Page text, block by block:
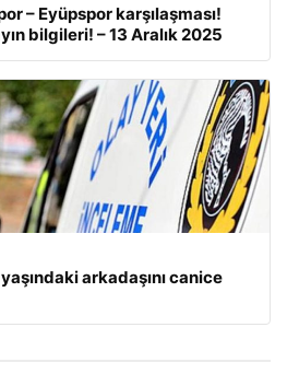
– Eyüpspor karşılaşması!
bilgileri! – 13 Aralık 2025
arkadaşını canice